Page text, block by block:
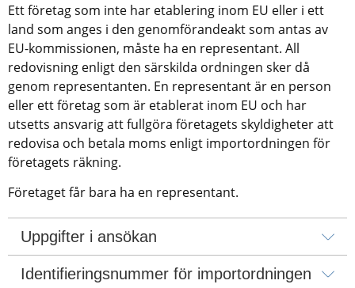
Ett företag som inte har etablering inom EU eller i ett
land som anges i den genomförandeakt som antas av
EU-kommissionen, måste ha en representant. All
redovisning enligt den särskilda ordningen sker då
genom representanten. En representant är en person
eller ett företag som är etablerat inom EU och har
utsetts ansvarig att fullgöra företagets skyldigheter att
redovisa och betala moms enligt importordningen för
företagets räkning.
Företaget får bara ha en representant.
Uppgifter i ansökan
Identifieringsnummer för importordningen